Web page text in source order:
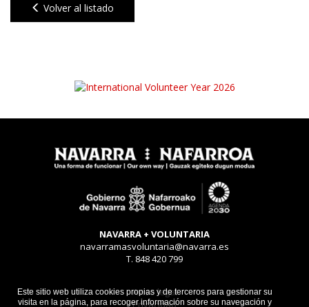
Este sitio web utiliza cookies propias y de terceros para gestionar su
visita en la página, para recoger información sobre su navegación y
Volver al listado
NAVARRA + VOLUNTARIA
navarramasvoluntaria@navarra.es
T. 848 420 799
Aviso legal
Privacidad